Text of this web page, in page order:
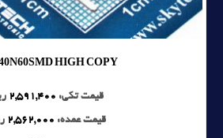
HIGH COPY
قیمت تکی: 2,591,400
قیمت عمده: 2,562,000